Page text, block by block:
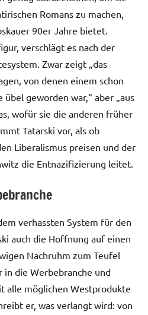
Romans zu machen,
90er Jahre bietet.
verschlägt es nach der
Zwar zeigt „das
von denen einem schon
geworden war,“ aber „aus
wofür sie die anderen früher
Tatarski vor, als ob
Liberalismus preisen und der
die Entnazifizierung leitet.
verhassten System für den
auch die Hoffnung auf einen
Nachruhm zum Teufel
in die Werbebranche und
alle möglichen Westprodukte
er, was verlangt wird: von